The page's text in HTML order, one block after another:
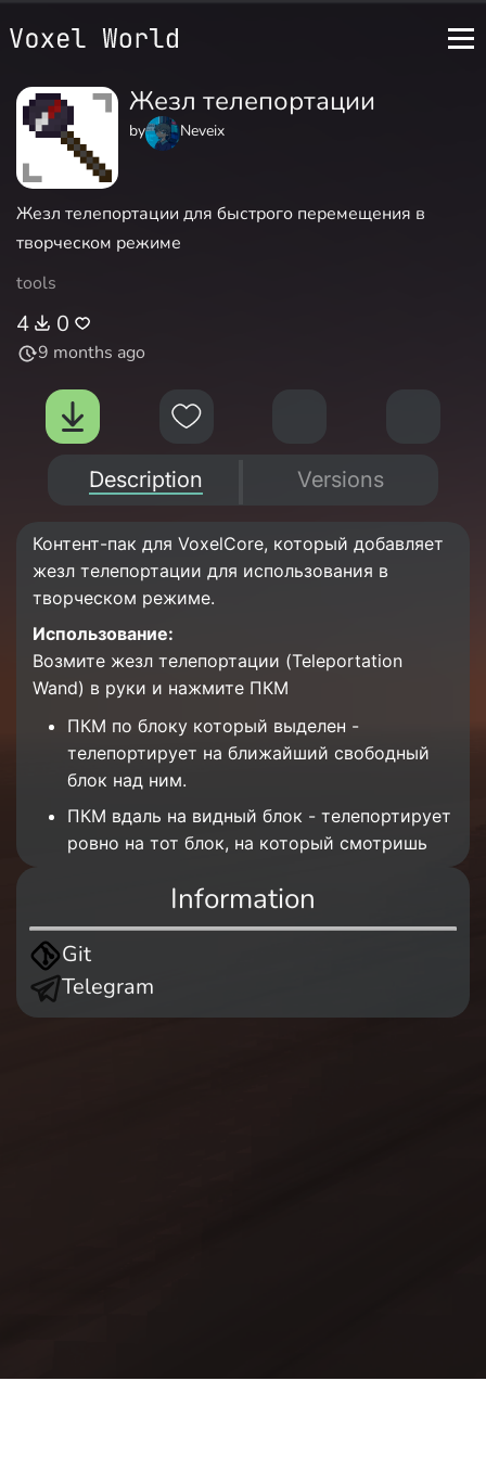
Жезл телепортации
by Neveix
Жезл телепортации для быстрого перемещения в
творческом режиме
tools
4 0
9 months ago
Description Versions
Контент-пак для VoxelCore, который добавляет
жезл телепортации для использования в
творческом режиме.
Использование:
Возмите жезл телепортации (Teleportation
Wand) в руки и нажмите ПКМ
ПКМ по блоку который выделен -
телепортирует на ближайший свободный
блок над ним.
ПКМ вдаль на видный блок - телепортирует
ровно на тот блок, на который смотришь
Information
Git
Telegram